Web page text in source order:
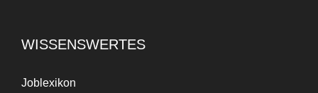
WISSENSWERTES
Joblexikon